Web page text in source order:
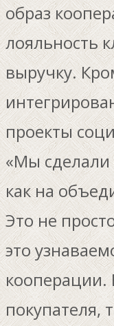
образ
лояльность
выручку.
проекты
«Мы
как на
Это не
это
кооперации.
покупателя,